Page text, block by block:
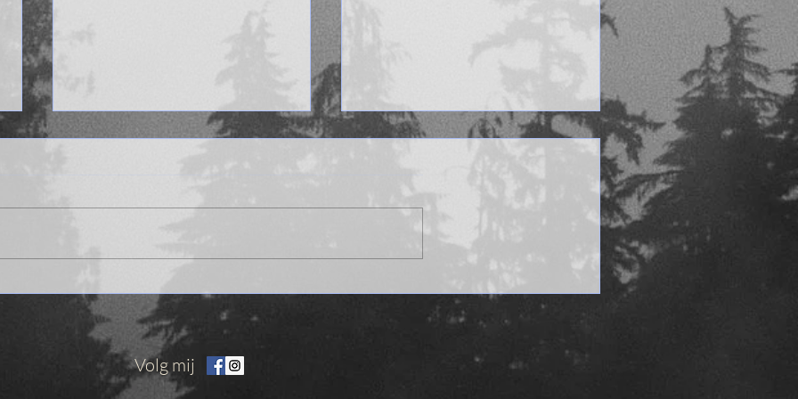
Reclame voor De
Museumroof in de krant De
Morgen!
Zo ziet de geboorte van een
trilogie eruit!
Volg mij